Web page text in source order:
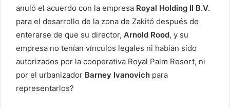
anuló el acuerdo con la empresa Royal Holding II B.V.
para el desarrollo de la zona de Zakitó después de
enterarse de que su director, Arnold Rood, y su
empresa no tenían vínculos legales ni habían sido
autorizados por la cooperativa Royal Palm Resort, ni
por el urbanizador Barney Ivanovich para
representarlos?